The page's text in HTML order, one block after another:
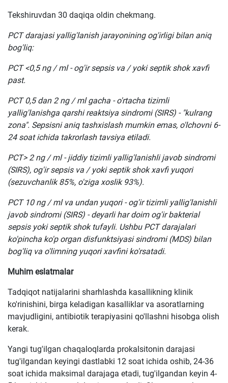
Tekshiruvdan 30 daqiqa oldin chekmang.
PCT darajasi yallig'lanish jarayonining og'irligi bilan aniq
bog'liq:
PCT <0,5 ng / ml - og'ir sepsis va / yoki septik shok xavfi
past.
PCT 0,5 dan 2 ng / ml gacha - o'rtacha tizimli
yallig'lanishga qarshi reaktsiya sindromi (SIRS) - "kulrang
zona". Sepsisni aniq tashxislash mumkin emas, o'lchovni 6-
24 soat ichida takrorlash tavsiya etiladi.
PCT> 2 ng / ml - jiddiy tizimli yallig'lanishli javob sindromi
(SIRS), og'ir sepsis va / yoki septik shok xavfi yuqori
(sezuvchanlik 85%, o'ziga xoslik 93%).
PCT 10 ng / ml va undan yuqori - og'ir tizimli yallig'lanishli
javob sindromi (SIRS) - deyarli har doim og'ir bakterial
sepsis yoki septik shok tufayli. Ushbu PCT darajalari
ko'pincha ko'p organ disfunktsiyasi sindromi (MDS) bilan
bog'liq va o'limning yuqori xavfini ko'rsatadi.
Muhim eslatmalar
Tadqiqot natijalarini sharhlashda kasallikning klinik
ko'rinishini, birga keladigan kasalliklar va asoratlarning
mavjudligini, antibiotik terapiyasini qo'llashni hisobga olish
kerak.
Yangi tug'ilgan chaqaloqlarda prokalsitonin darajasi
tug'ilgandan keyingi dastlabki 12 soat ichida oshib, 24-36
soat ichida maksimal darajaga etadi, tug'ilgandan keyin 4-